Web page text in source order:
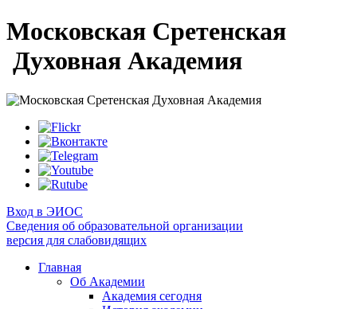
Московская Сретенская
Духовная Академия
Вход в ЭИОС
Сведения об образовательной организации
версия для слабовидящих
Главная
Об Академии
Академия сегодня